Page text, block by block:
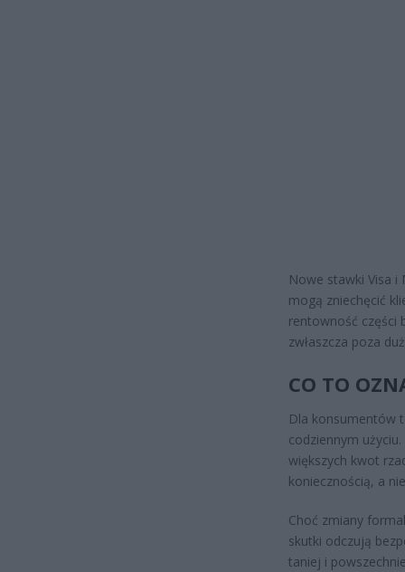
Nowe stawki Visa i
mogą zniechęcić
rentowność części
zwłaszcza poza
CO TO
Dla konsumentów
codziennym
większych kwot
koniecznością, a
Choć zmiany
skutki odczują
taniej i